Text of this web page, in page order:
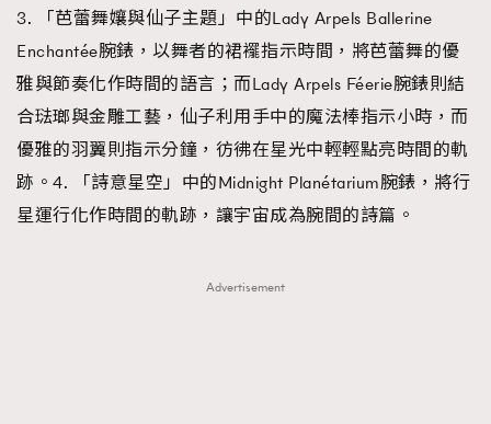
3. 「芭蕾舞孃與仙子主題」中的Lady Arpels Ballerine
Enchantée腕錶，以舞者的裙襬指示時間，將芭蕾舞的優
雅與節奏化作時間的語言；而Lady Arpels Féerie腕錶則結
合琺瑯與金雕工藝，仙子利用手中的魔法棒指示小時，而
優雅的羽翼則指示分鐘，彷彿在星光中輕輕點亮時間的軌
跡。4. 「詩意星空」中的Midnight Planétarium腕錶，將行
星運行化作時間的軌跡，讓宇宙成為腕間的詩篇。
Advertisement